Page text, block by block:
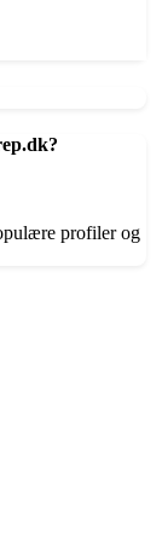
profiler og